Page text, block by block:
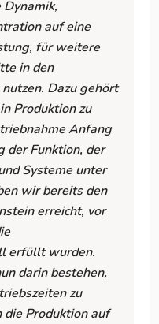
auf eine
für weitere
in den
Dazu gehört
Produktion zu
Anfang
der Funktion, der
Systeme unter
wir bereits den
erreicht, vor
erfüllt wurden.
darin bestehen,
zu
die Produktion auf